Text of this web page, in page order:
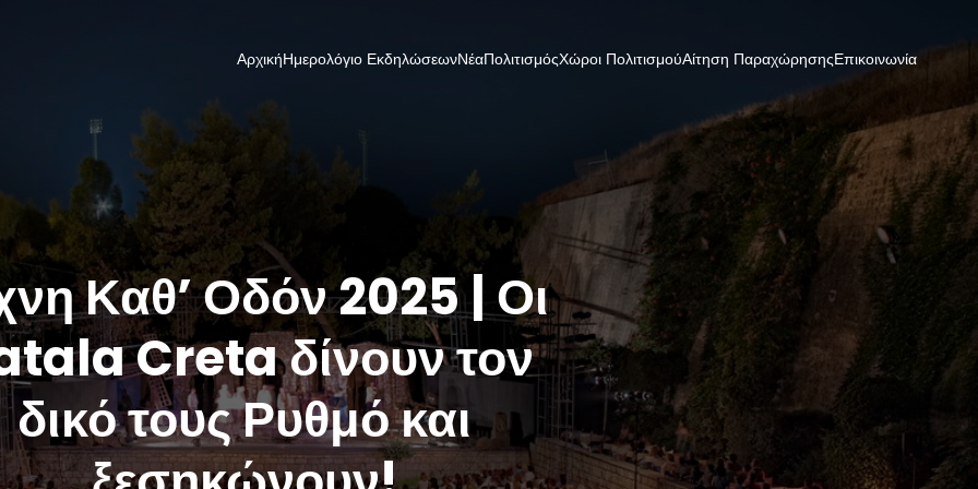
ΑρχικήΗμερολόγιο ΕκδηλώσεωνΝέαΠολιτισμόςΧώροι ΠολιτισμούΑίτηση ΠαραχώρησηςΕπικοινωνία
Καθ’ Οδόν 2025 | Οι
Creta δίνουν τον
δικό τους Ρυθμό και